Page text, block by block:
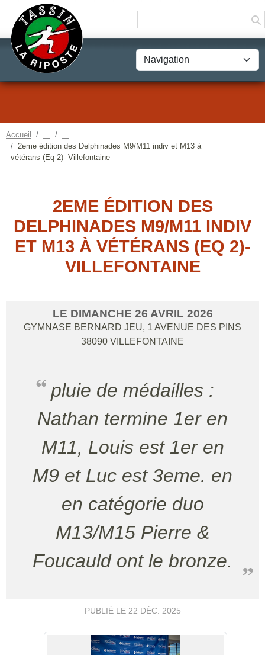
Accueil
2eme édition des Delphinades M9/M11 indiv et M13 à
vétérans (Eq 2)- Villefontaine
2EME ÉDITION DES
DELPHINADES M9/M11 INDIV
ET M13 À VÉTÉRANS (EQ 2)-
VILLEFONTAINE
LE DIMANCHE 26 AVRIL 2026
GYMNASE BERNARD JEU, 1 AVENUE DES PINS
38090 VILLEFONTAINE
pluie de médailles :
Nathan termine 1er en
M11, Louis est 1er en
M9 et Luc est 3eme. en
en catégorie duo
M13/M15 Pierre &
Foucauld ont le bronze.
PUBLIÉ LE 22 DÉC. 2025
Panneau de gestion des cookies